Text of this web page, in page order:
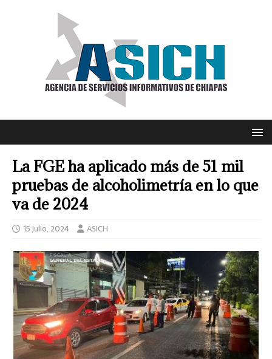
La FGE ha aplicado más de 51 mil
pruebas de alcoholimetría en lo que
va de 2024
15 julio, 2024 ASICH